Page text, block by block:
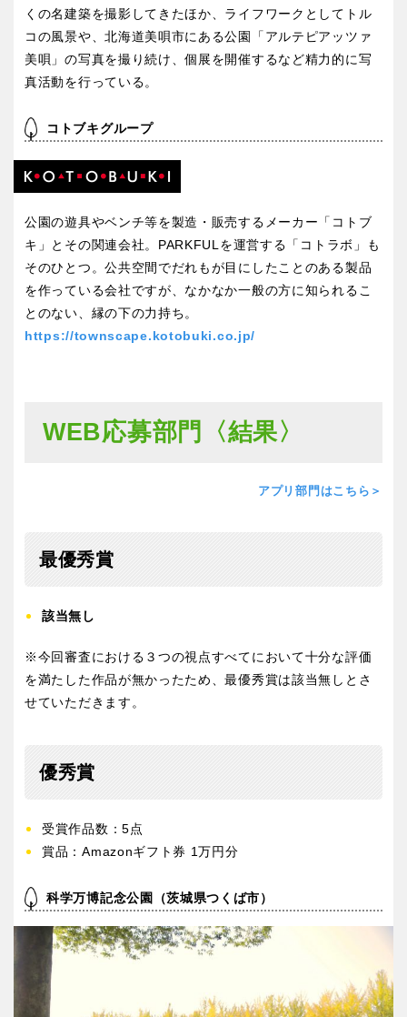
くの名建築を撮影してきたほか、ライフワークとしてトル
コの風景や、北海道美唄市にある公園「アルテピアッツァ
美唄」の写真を撮り続け、個展を開催するなど精力的に写
真活動を行っている。
コトブキグループ
公園の遊具やベンチ等を製造・販売するメーカー「コトブ
キ」とその関連会社。PARKFULを運営する「コトラボ」も
そのひとつ。公共空間でだれもが目にしたことのある製品
を作っている会社ですが、なかなか一般の方に知られるこ
とのない、縁の下の力持ち。
https://townscape.kotobuki.co.jp/
WEB応募部門〈結果〉
アプリ部門はこちら＞
最優秀賞
該当無し
※今回審査における３つの視点すべてにおいて十分な評価
を満たした作品が無かったため、最優秀賞は該当無しとさ
せていただきます。
優秀賞
受賞作品数：5点
賞品：Amazonギフト券 1万円分
科学万博記念公園（茨城県つくば市）